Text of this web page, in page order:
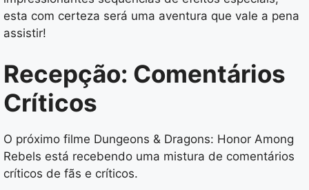
esta com certeza será uma aventura que vale a pena
assistir!
Recepção: Comentários
Críticos
O próximo filme Dungeons & Dragons: Honor Among
Rebels está recebendo uma mistura de comentários
críticos de fãs e críticos.